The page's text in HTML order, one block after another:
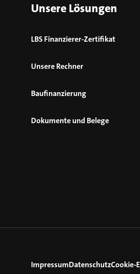
Unsere Lösungen
LBS Finanzierer-Zertifikat
Unsere Rechner
Baufinanzierung
Dokumente und Belege
ImpressumDatenschutzCookie-